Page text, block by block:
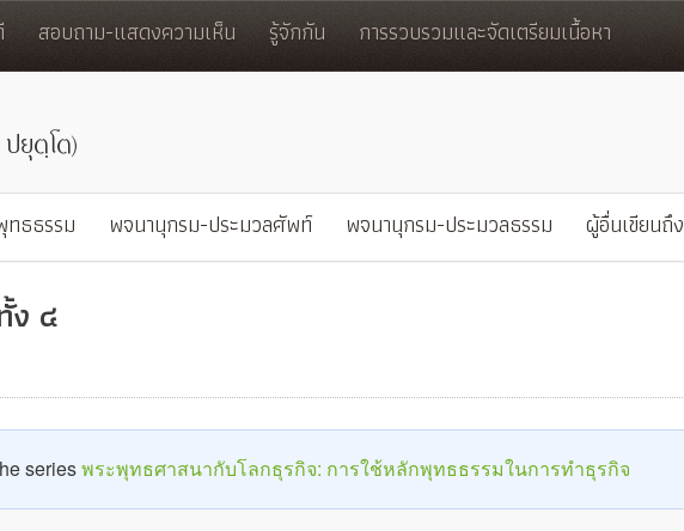
สอบถาม-แสดงความเห็น รู้จักกัน การรวบรวมและจัดเตรียมเนื้อหา
ทธธรรม พจนานุกรม-ประมวลศัพท์ พจนานุกรม-ประมวลธรรม ผู้อื่นเขียนถึง
ง ๔
seriesพระพุทธศาสนากับโลกธุรกิจ: การใช้หลักพุทธธรรมในการทำธุรกิจ